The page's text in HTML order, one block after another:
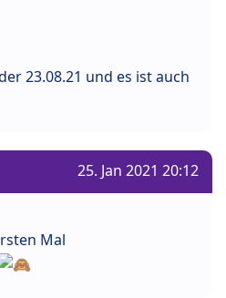
23.08.21 und es ist auch
25. Jan 2021 20:12
Mal